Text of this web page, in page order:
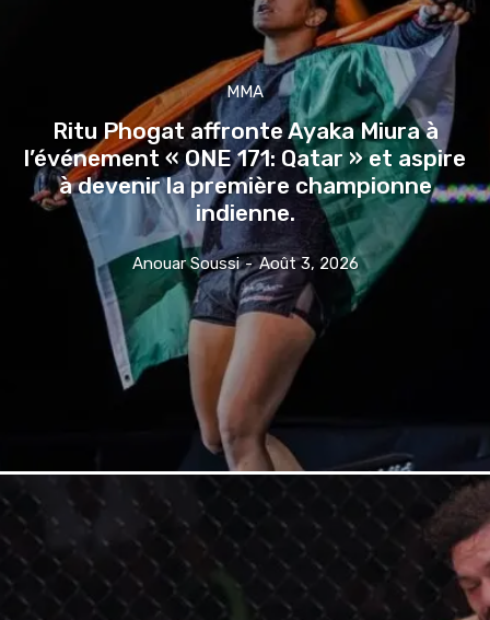
MMA
Ritu Phogat affronte Ayaka Miura à
l’événement « ONE 171: Qatar » et aspire
à devenir la première championne
indienne.
Anouar Soussi - Août 3, 2026